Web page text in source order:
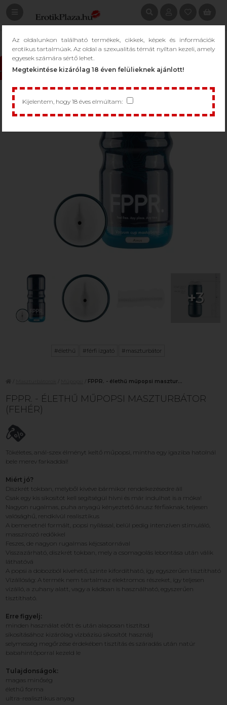
Az oldalunkon található termékek, cikkek, képek és információk
erotikus tartalmúak. Az oldal a szexualitás témát nyíltan kezeli, amely
egyesek számára sértő lehet.
Megtekintése kizárólag 18 éven felülieknek ajánlott!
Kijelentem, hogy 18 éves elmúltam:
+3
#élethű #férfi izgató #maszturbátor
FPPR. - élethű műpopsi masztur...
FPPR. - ÉLETHŰ MŰPOPSI MASZTURBÁTOR
(FEHÉR)
Tökéletes, anál-szex élményt keltő műpopsi, mintha egy igaziba hatolnál
bele merev farkaddal!
Miért jó?
Diszkrét tokban, melyből kivéve bármikor rendelkezésedre áll
Csak egy kis síkosítót kell segítségül hívni és már indulhat is a móka!
Nagyon rugalmas, puha anyagú kényeztető ánusz férfiaknak, teljesen
valósághű, rendkívül realisztikus
A bemenetnél formált, popsi nyílással, belül pedig intenzíven stimuláló,
masszírozó redőkkel
Feszes, de nagyon rugalmas kéjcsatornával
Visszazárható, diszkrét tokban, mely a csomagolás lebontása után válik
láthatóvá
A popsi a dobozból kivehető, szinte kifordítható, így egyszerűen tisztítható
Vízállóság: A termék nem tartalmaz elektromos részeket, így teljesen
vízálló, a zuhany alatt, vagy a kádban is használható, egyszerűen
tisztítható.
Erre figyelj:
minden használat előtt és után alaposan tisztítsd
síkosításához kizárólag vízbázisú síkosítót használj
selymesség megőrzése érdekében tisztítás és száradás után natúr
babahintőporral kezeld le
Tulajdonságok:
magas minőség
élethű forma
ultra-realisztikus anyag